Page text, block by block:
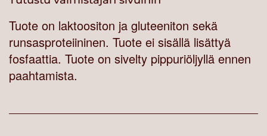
Tuote on laktoositon ja gluteeniton sekä
runsasproteiininen. Tuote ei sisällä lisättyä
fosfaattia. Tuote on sivelty pippuriöljyllä ennen
paahtamista.